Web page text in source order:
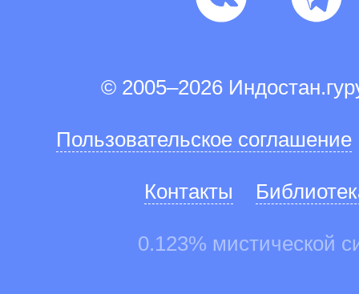
© 2005–2026
Пользовательское соглашение
Контакты
0.123% мистической